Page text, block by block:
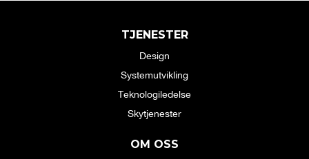
TJENESTER
Design
Systemutvikling
Teknologiledelse
Skytjenester
OM OSS